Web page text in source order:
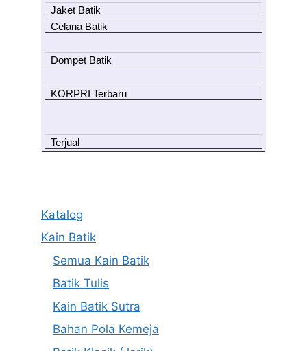
Jaket Batik
Celana Batik
Dompet Batik
KORPRI Terbaru
Terjual
Katalog
Kain Batik
Semua Kain Batik
Batik Tulis
Kain Batik Sutra
Bahan Pola Kemeja